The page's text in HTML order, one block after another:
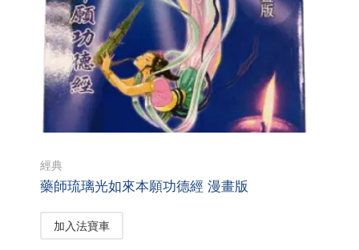
經典
藥師琉璃光如來本願功德經 漫畫版
加入法寶車